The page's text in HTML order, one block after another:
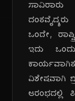
ಸಾವಿರಾರು
ಒಂದೇ,
ಇದು
ವಿಶೇಷವಾಗಿ
ಆರಂಭದಲ್ಲಿ